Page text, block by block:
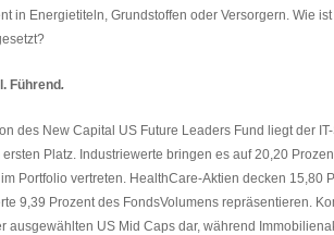
in Energietiteln, Grundstoffen oder Versorgern. Wie
Führend.
des New Capital US Future Leaders Fund liegt der
Platz. Industriewerte bringen es auf 20,20
Portfolio vertreten. HealthCare-Aktien decken 15,80
9,39 Prozent des FondsVolumens repräsentieren.
ausgewählten US Mid Caps dar, während